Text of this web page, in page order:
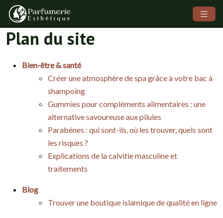
Plan du site
Bien-être & santé
Créer une atmosphère de spa grâce à votre bac à
shampoing
Gummies pour compléments alimentaires : une
alternative savoureuse aux pilules
Parabènes : qui sont-ils, où les trouver, quels sont
les risques ?
Explications de la calvitie masculine et
traitements
Blog
Trouver une boutique islamique de qualité en ligne